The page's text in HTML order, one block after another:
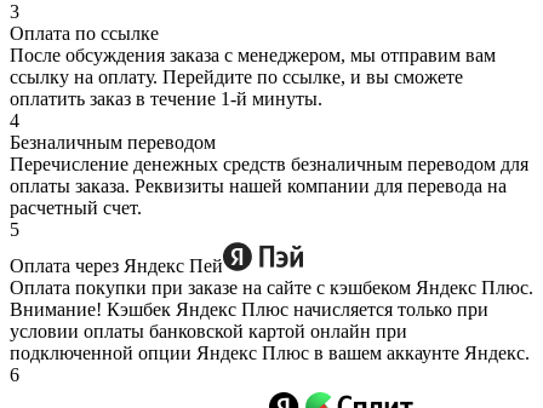
3
Оплата по ссылке
После обсуждения заказа с менеджером, мы отправим вам
ссылку на оплату. Перейдите по ссылке, и вы сможете
оплатить заказ в течение 1-й минуты.
4
Безналичным переводом
Перечисление денежных средств безналичным переводом для
оплаты заказа. Реквизиты нашей компании для перевода на
расчетный счет.
5
Оплата через Яндекс Пей
Оплата покупки при заказе на сайте с кэшбеком Яндекс Плюс.
Внимание! Кэшбек Яндекс Плюс начисляется только при
условии оплаты банковской картой онлайн при
подключенной опции Яндекс Плюс в вашем аккаунте Яндекс.
6